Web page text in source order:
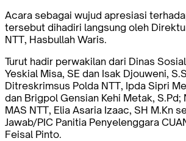
Acara sebagai wujud apresiasi
tersebut dihadiri langsung oleh
NTT, Hasbullah Waris.
Turut hadir perwakilan dari Dinas
Yeskial Misa, SE dan Isak Djouweni,
Ditreskrimsus Polda NTT, Ipda Sipri
dan Brigpol Gensian Kehi Metak, S.Pd;
MAS NTT, Elia Asaria Izaac, SH M.Kn
Jawab/PIC Panitia Penyelenggara
Feisal Pinto.